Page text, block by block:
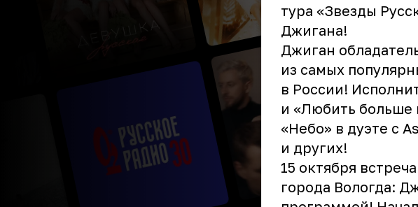
тура «Звезды
Джигана!
Джиган
из самых
в России!
и «Любить больше
«Небо» в дуэте с
и других!
15 октября
города Вологда: